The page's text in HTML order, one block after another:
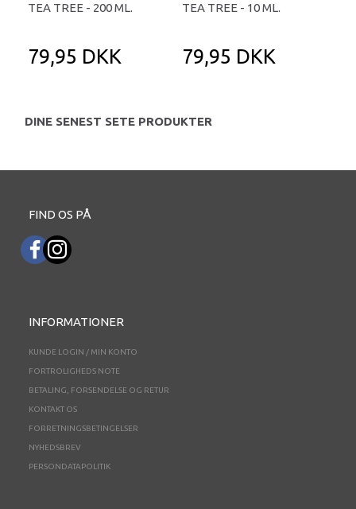
TEA TREE - 200 ML.
79,95 DKK
TEA TREE - 10 ML.
79,95 DKK
DINE SENEST SETE PRODUKTER
FIND OS PÅ
INFORMATIONER
KUNDE LOGIN / MIN KONTO
FORTROLIGHEDS NOTE
BETALING, FORSENDELSE OG RETUR
KONTAKT OS
FORRETNINGSBETINGELSER
NYHEDSBREV
PERSONDATAPOLITIK